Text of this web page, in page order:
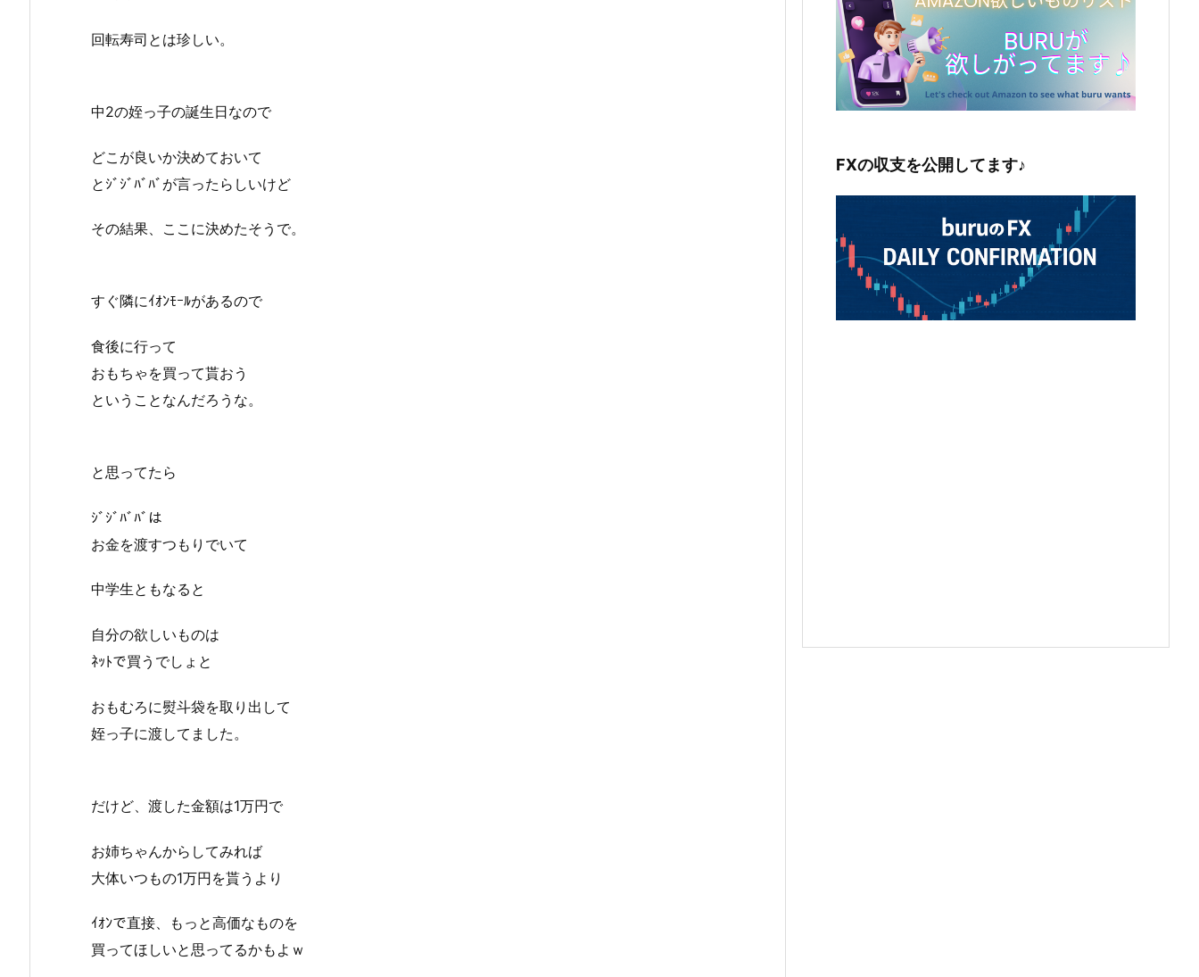
回転寿司とは珍しい。
中2の姪っ子の誕生日なので
どこが良いか決めておいて
とｼﾞｼﾞﾊﾞﾊﾞが言ったらしいけど
その結果、ここに決めたそうで。
すぐ隣にｲｵﾝﾓｰﾙがあるので
食後に行って
おもちゃを買って貰おう
ということなんだろうな。
と思ってたら
ｼﾞｼﾞﾊﾞﾊﾞは
お金を渡すつもりでいて
中学生ともなると
自分の欲しいものは
ﾈｯﾄで買うでしょと
おもむろに熨斗袋を取り出して
姪っ子に渡してました。
だけど、渡した金額は1万円で
お姉ちゃんからしてみれば
大体いつもの1万円を貰うより
ｲｵﾝで直接、もっと高価なものを
買ってほしいと思ってるかもよｗ
FXの収支を公開してます♪